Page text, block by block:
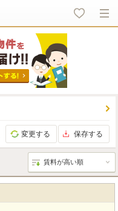
変更する 保存する